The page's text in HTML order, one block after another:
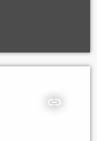
insert_link